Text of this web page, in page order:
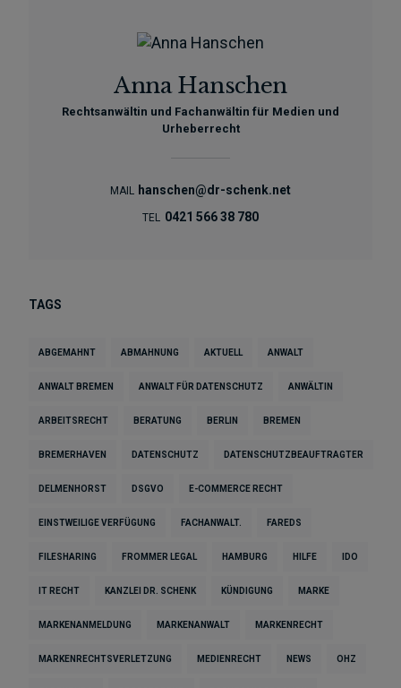
Anna Hanschen
Rechtsanwältin und Fachanwältin für Medien und
Urheberrecht
MAIL hanschen@dr-schenk.net
TEL 0421 566 38 780
TAGS
ABGEMAHNT ABMAHNUNG AKTUELL ANWALT
ANWALT BREMEN ANWALT FÜR DATENSCHUTZ ANWÄLTIN
ARBEITSRECHT BERATUNG BERLIN BREMEN
BREMERHAVEN DATENSCHUTZ DATENSCHUTZBEAUFTRAGTER
DELMENHORST DSGVO E-COMMERCE RECHT
EINSTWEILIGE VERFÜGUNG FACHANWALT. FAREDS
FILESHARING FROMMER LEGAL HAMBURG HILFE IDO
IT RECHT KANZLEI DR. SCHENK KÜNDIGUNG MARKE
MARKENANMELDUNG MARKENANWALT MARKENRECHT
MARKENRECHTSVERLETZUNG MEDIENRECHT NEWS OHZ